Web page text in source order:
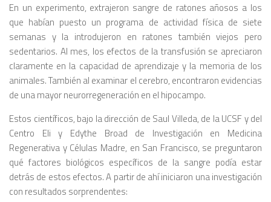
En un experimento, extrajeron sangre de ratones añosos a los
que habían puesto un programa de actividad física de siete
semanas y la introdujeron en ratones también viejos pero
sedentarios. Al mes, los efectos de la transfusión se apreciaron
claramente en la capacidad de aprendizaje y la memoria de los
animales. También al examinar el cerebro, encontraron evidencias
de una mayor neurorregeneración en el hipocampo.
Estos científicos, bajo la dirección de Saul Villeda, de la UCSF y del
Centro Eli y Edythe Broad de Investigación en Medicina
Regenerativa y Células Madre, en San Francisco, se preguntaron
qué factores biológicos específicos de la sangre podía estar
detrás de estos efectos. A partir de ahí iniciaron una investigación
con resultados sorprendentes: